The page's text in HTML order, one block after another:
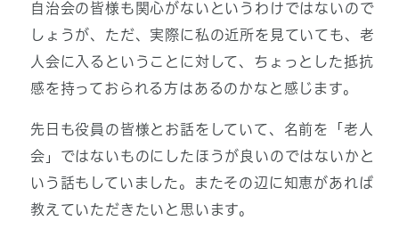
自治会の皆様も関心がないというわけではないので
しょうが、ただ、実際に私の近所を見ていても、老
人会に入るということに対して、ちょっとした抵抗
感を持っておられる方はあるのかなと感じます。
先日も役員の皆様とお話をしていて、名前を「老人
会」ではないものにしたほうが良いのではないかと
いう話もしていました。またその辺に知恵があれば
教えていただきたいと思います。